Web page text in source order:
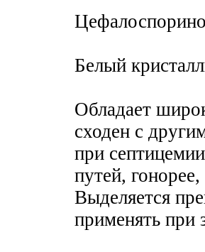
Белый
Обладает
сходен с
при
путей,
Выделяется
применять при